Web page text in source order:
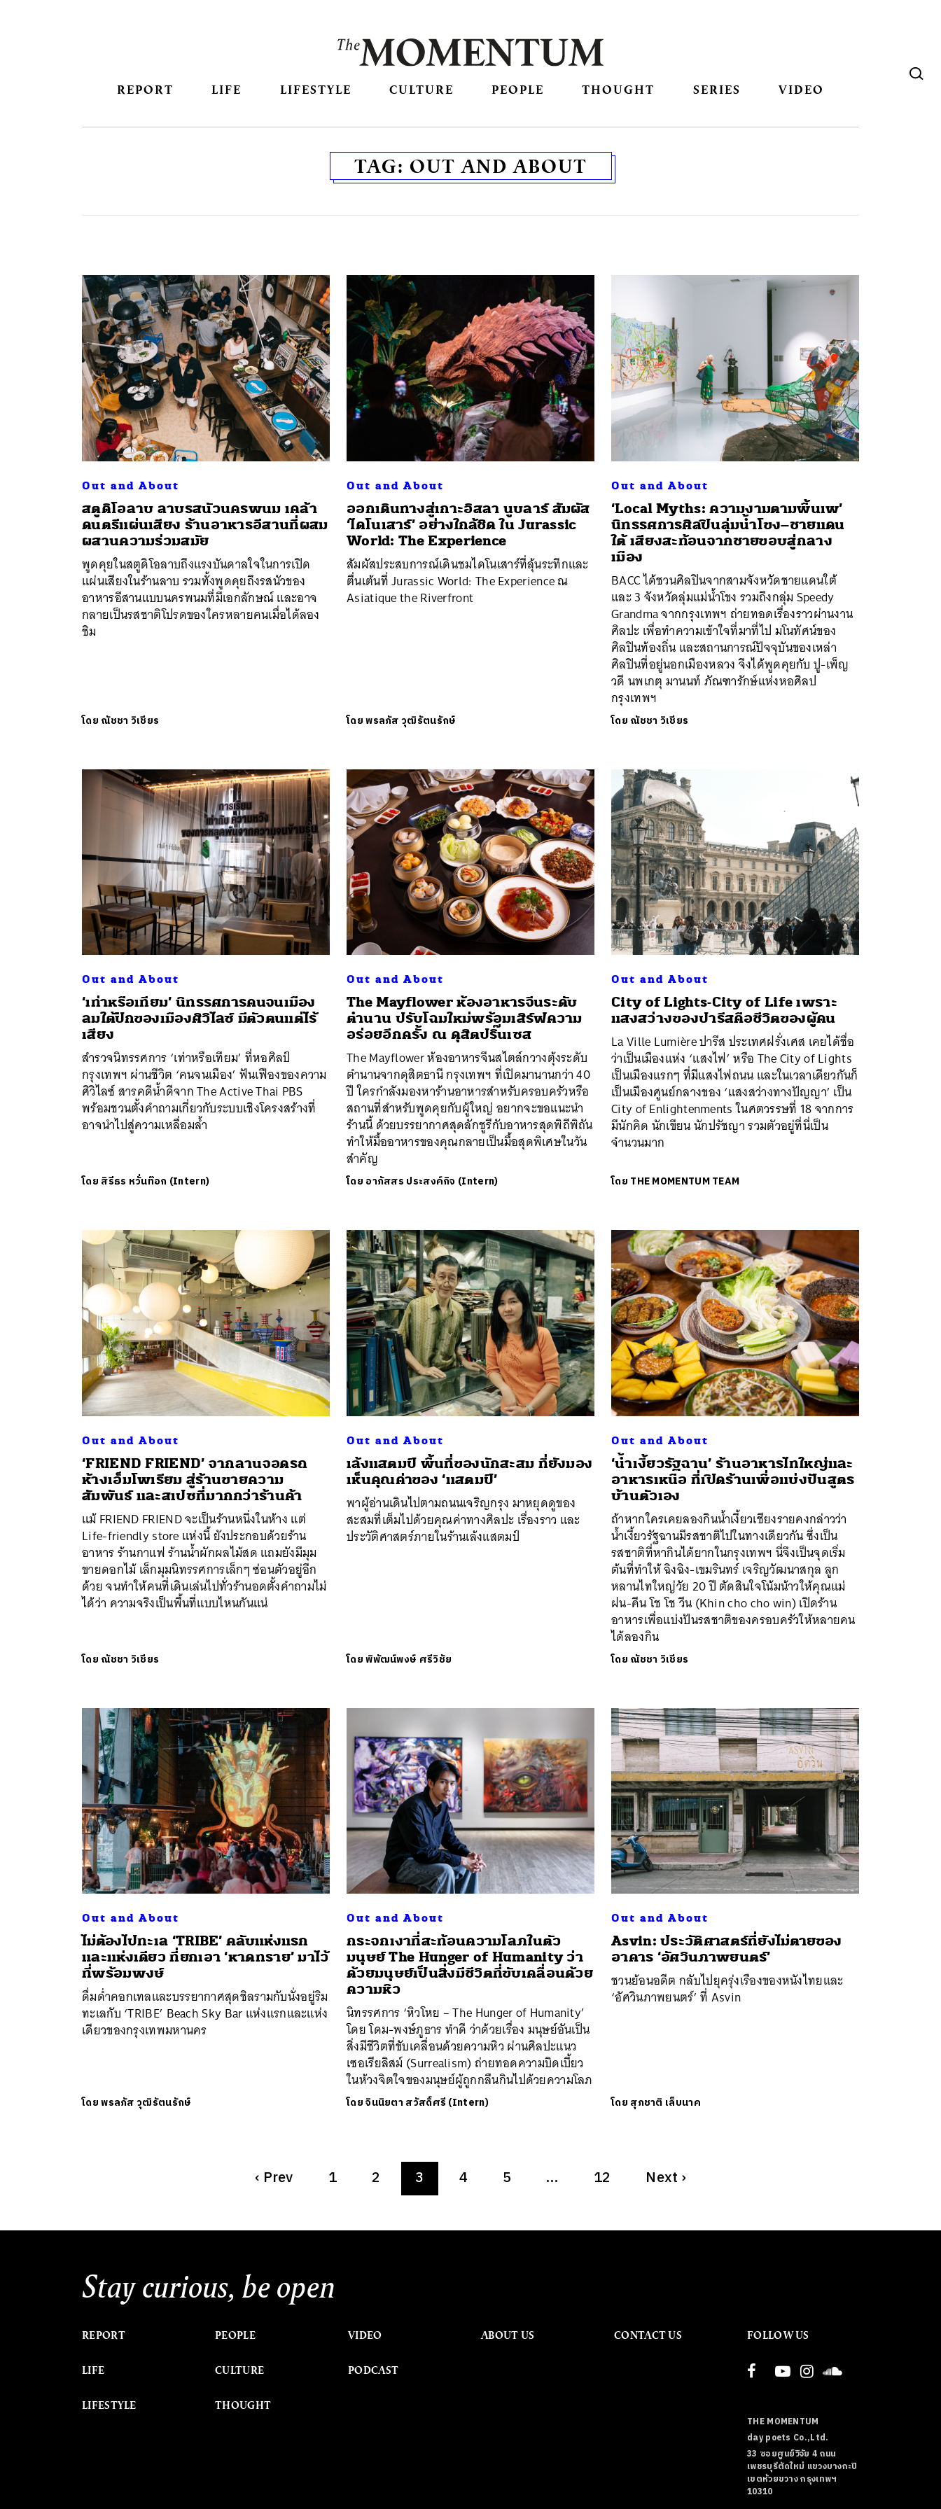
REPORT LIFE LIFESTYLE CULTURE PEOPLE THOUGHT SERIES VIDEO
TAG: OUT AND ABOUT
Out and About
สตูดิโอลาบ ลาบรสนัวนครพนม เคล้า
ดนตรีแผ่นเสียง ร้านอาหารอีสานที่ผสม
ผสานความร่วมสมัย
พูดคุยในสตูดิโอลาบถึงแรงบันดาลใจในการเปิด
แผ่นเสียงในร้านลาบ รวมทั้งพูดคุยถึงรสนัวของ
อาหารอีสานแบบนครพนมที่มีเอกลักษณ์ และอาจ
กลายเป็นรสชาติโปรดของใครหลายคนเมื่อได้ลอง
ชิม
โดย ณัชชา วิเชียร
Out and About
ออกเดินทางสู่เกาะอิสลา นูบลาร์ สัมผัส
‘ไดโนเสาร์’ อย่างใกล้ชิด ใน Jurassic
World: The Experience
สัมผัสประสบการณ์เดินชมไดโนเสาร์ที่ลุ้นระทึกและ
ตื่นเต้นที่ Jurassic World: The Experience ณ
Asiatique the Riverfront
โดยพรลภัส วุฒิรัตนรักษ์
Out and About
‘Local Myths: ความงามตามพื้นเพ’
นิทรรศการศิลปินลุ่มน้ำโขง–ชายแดน
ใต้ เสียงสะท้อนจากชายขอบสู่กลาง
เมือง
BACC ได้ชวนศิลปินจากสามจังหวัดชายแดนใต้
และ 3 จังหวัดลุ่มแม่น้ำโขง รวมถึงกลุ่ม Speedy
Grandma จากกรุงเทพฯ ถ่ายทอดเรื่องราวผ่านงาน
ศิลปะ เพื่อทำความเข้าใจที่มาที่ไป มโนทัศน์ของ
ศิลปินท้องถิ่น และสถานการณ์ปัจจุบันของเหล่า
ศิลปินที่อยู่นอกเมืองหลวง จึงได้พูดคุยกับ ปู-เพ็ญ
วดี นพเกตุ มานนท์ ภัณฑารักษ์แห่งหอศิลป
กรุงเทพฯ
โดย ณัชชา วิเชียร
Out and About
‘เท่าหรือเทียม’ นิทรรศการคนจนเมือง
ลมใต้ปีกของเมืองศิวิไลซ์ มีตัวตนแต่ไร้
เสียง
สำรวจนิทรรศการ ‘เท่าหรือเทียม’ ที่หอศิลป์
กรุงเทพฯ ผ่านชีวิต ‘คนจนเมือง’ ฟันเฟืองของความ
ศิวิไลซ์ สารคดีน้ำดีจาก The Active Thai PBS
พร้อมชวนตั้งคำถามเกี่ยวกับระบบเชิงโครงสร้างที่
อาจนำไปสู่ความเหลื่อมล้ำ
โดย สิรีธร หวั่นท๊อก (Intern)
Out and About
The Mayflower ห้องอาหารจีนระดับ
ตำนาน ปรับโฉมใหม่พร้อมเสิร์ฟความ
อร่อยอีกครั้ง ณ ดุสิตปริ๊นเซส
The Mayflower ห้องอาหารจีนสไตล์กวางตุ้งระดับ
ตำนานจากดุสิตธานี กรุงเทพฯ ที่เปิดมานานกว่า 40
ปี ใครกำลังมองหาร้านอาหารสำหรับครอบครัวหรือ
สถานที่สำหรับพูดคุยกับผู้ใหญ่ อยากจะขอแนะนำ
ร้านนี้ ด้วยบรรยากาศสุดลักชูรีกับอาหารสุดพิถีพิถัน
ทำให้มื้ออาหารของคุณกลายเป็นมื้อสุดพิเศษในวัน
สำคัญ
โดย อาภัสสร ประสงค์กิจ (Intern)
Out and About
City of Lights-City of Life เพราะ
แสงสว่างของปารีสคือชีวิตของผู้คน
La Ville Lumière ปารีส ประเทศฝรั่งเศส เคยได้ชื่อ
ว่าเป็นเมืองแห่ง ‘แสงไฟ’ หรือ The City of Lights
เป็นเมืองแรกๆ ที่มีแสงไฟถนน และในเวลาเดียวกันก็
เป็นเมืองศูนย์กลางของ ‘แสงสว่างทางปัญญา’ เป็น
City of Enlightenments ในศตวรรษที่ 18 จากการ
มีนักคิด นักเขียน นักปรัชญา รวมตัวอยู่ที่นี่เป็น
จำนวนมาก
โดย THE MOMENTUM TEAM
Out and About
‘FRIEND FRIEND’ จากลานจอดรถ
ห้างเอ็มโพเรียม สู่ร้านขายความ
สัมพันธ์ และสเปซที่มากกว่าร้านค้า
แม้ FRIEND FRIEND จะเป็นร้านหนึ่งในห้าง แต่
Life-friendly store แห่งนี้ ยังประกอบด้วยร้าน
อาหาร ร้านกาแฟ ร้านน้ำผักผลไม้สด แถมยังมีมุม
ขายดอกไม้ เล็กมุมนิทรรศการเล็กๆ ซ่อนตัวอยู่อีก
ด้วย จนทำให้คนที่เดินเล่นไปทั่วร้านอดตั้งคำถามไม่
ได้ว่า ความจริงเป็นพื้นที่แบบไหนกันแน่
โดย ณัชชา วิเชียร
Out and About
เล้งแสตมป์ พื้นที่ของนักสะสม ที่ยังมอง
เห็นคุณค่าของ ‘แสตมป์’
พาผู้อ่านเดินไปตามถนนเจริญกรุง มาหยุดดูของ
สะสมที่เต็มไปด้วยคุณค่าทางศิลปะ เรื่องราว และ
ประวัติศาสตร์ภายในร้านเล้งแสตมป์
โดยพิพัฒน์พงษ์ ศรีวิชัย
Out and About
‘น้ำเงี้ยวรัฐฉาน’ ร้านอาหารไทใหญ่และ
อาหารเหนือ ที่เปิดร้านเพื่อแบ่งปันสูตร
บ้านตัวเอง
ถ้าหากใครเคยลองกินน้ำเงี้ยวเชียงรายคงกล่าวว่า
น้ำเงี้ยวรัฐฉานมีรสชาติไปในทางเดียวกัน ซึ่งเป็น
รสชาติที่หากินได้ยากในกรุงเทพฯ นี่จึงเป็นจุดเริ่ม
ต้นที่ทำให้ ฉิงฉิง-เขมรินทร์ เจริญวัฒนาสกุล ลูก
หลานไทใหญ่วัย 20 ปี ตัดสินใจโน้มน้าวให้คุณแม่
ฝน-คีน โช โช วีน (Khin cho cho win) เปิดร้าน
อาหารเพื่อแบ่งปันรสชาติของครอบครัวให้หลายคน
ได้ลองกิน
โดย ณัชชา วิเชียร
Out and About
ไม่ต้องไปทะเล ‘TRIBE’ คลับแห่งแรก
และแห่งเดียว ที่ยกเอา ‘หาดทราย’ มาไว้
ที่พร้อมพงษ์
ดื่มด่ำคอกเทลและบรรยากาศสุดชิลรามกับนั่งอยู่ริม
ทะเลกับ ‘TRIBE’ Beach Sky Bar แห่งแรกและแห่ง
เดียวของกรุงเทพมหานคร
โดยพรลภัส วุฒิรัตนรักษ์
Out and About
กระจกเงาที่สะท้อนความโลภในตัว
มนุษย์ The Hunger of Humanity ว่า
ด้วยมนุษย์เป็นสิ่งมีชีวิตที่ขับเคลื่อนด้วย
ความหิว
นิทรรศการ ‘หิวโหย – The Hunger of Humanity’
โดย โดม-พงษ์ภูธาร ทำดี ว่าด้วยเรื่อง มนุษย์อันเป็น
สิ่งมีชีวิตที่ขับเคลื่อนด้วยความหิว ผ่านศิลปะแนว
เซอเรียลิสม์ (Surrealism) ถ่ายทอดความบิดเบี้ยว
ในห้วงจิตใจของมนุษย์ผู้ถูกกลืนกินไปด้วยความโลภ
โดยจินนิยตา สวัสดิ์ศรี (Intern)
Out and About
Asvin: ประวัติศาสตร์ที่ยังไม่ตายของ
อาคาร ‘อัศวินภาพยนตร์’
ชวนย้อนอดีต กลับไปยุครุ่งเรืองของหนังไทยและ
‘อัศวินภาพยนตร์’ ที่ Asvin
โดย สุภชาติ เล็บนาค
‹ Prev 1 2 3 4 5 … 12 Next ›
Stay curious, be open
REPORT
LIFE
LIFESTYLE
PEOPLE
CULTURE
THOUGHT
VIDEO
PODCAST
ABOUT US CONTACT US FOLLOW US
THE MOMENTUM
day poets Co.,Ltd.
33 ซอยศูนย์วิจัย 4 ถนน
เพชรบุรีตัดใหม่ แขวงบางกะปิ
เขตห้วยขวาง กรุงเทพฯ
10310
ค้นหา
SHARE TWEET LINE EMAIL